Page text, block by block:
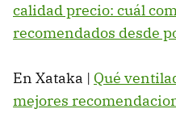
calidad precio: cuál
recomendados desde
En Xataka | Qué
mejores